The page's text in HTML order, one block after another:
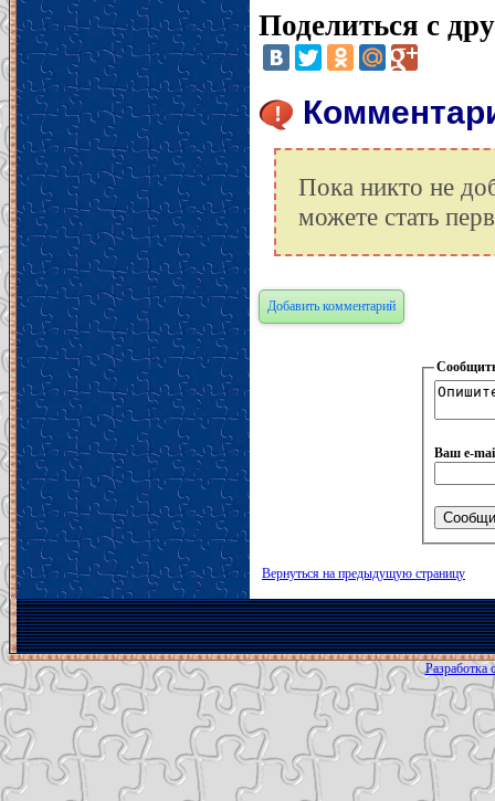
Поделиться с
Пока никто не
можете стать
Добавить комментарий
Ваш e-
Вернуться на предыдущую страницу
Разработка